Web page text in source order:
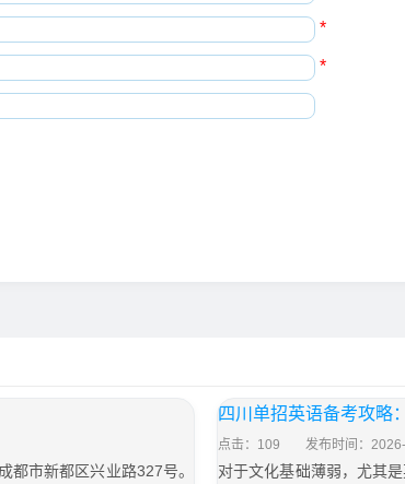
*
*
市新都区兴业路327号。
四川单招英语备考攻略
点击：109 发布时间：
对于文化基础薄弱，尤其